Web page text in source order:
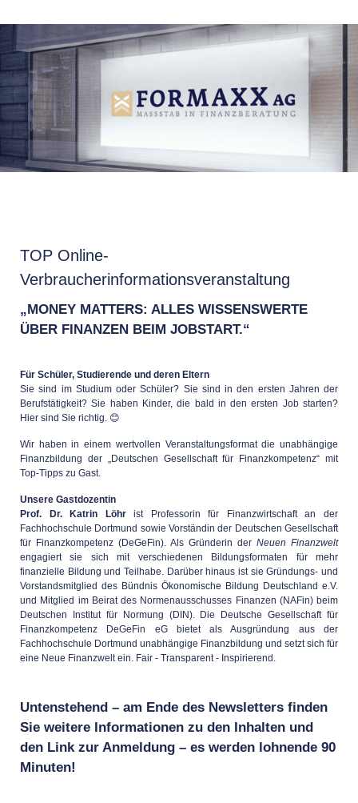
TOP Online-
Verbraucherinformationsveranstaltung
„MONEY MATTERS: ALLES WISSENSWERTE
ÜBER FINANZEN BEIM JOBSTART.“
Für Schüler, Studierende und deren Eltern
Sie sind im Studium oder Schüler? Sie sind in den ersten Jahren der
Berufstätigkeit? Sie haben Kinder, die bald in den ersten Job starten?
Hier sind Sie richtig. 😊
Wir haben in einem wertvollen Veranstaltungsformat die unabhängige
Finanzbildung der „Deutschen Gesellschaft für Finanzkompetenz“ mit
Top-Tipps zu Gast.
Unsere Gastdozentin
Prof. Dr. Katrin Löhrist Professorin für Finanzwirtschaft an der
Fachhochschule Dortmund sowie Vorständin der Deutschen Gesellschaft
für Finanzkompetenz (DeGeFin). Als Gründerin der Neuen Finanzwelt
engagiert sie sich mit verschiedenen Bildungsformaten für mehr
finanzielle Bildung und Teilhabe. Darüber hinaus ist sie Gründungs- und
Vorstandsmitglied des Bündnis Ökonomische Bildung Deutschland e.V.
und Mitglied im Beirat des Normenausschusses Finanzen (NAFin) beim
Deutschen Institut für Normung (DIN). Die Deutsche Gesellschaft für
Finanzkompetenz DeGeFin eG bietet als Ausgründung aus der
Fachhochschule Dortmund unabhängige Finanzbildung und setzt sich für
eine Neue Finanzwelt ein. Fair - Transparent - Inspirierend.
Untenstehend – am Ende des Newsletters finden
Sie weitere Informationen zu den Inhalten und
den Link zur Anmeldung – es werden lohnende 90
Minuten!